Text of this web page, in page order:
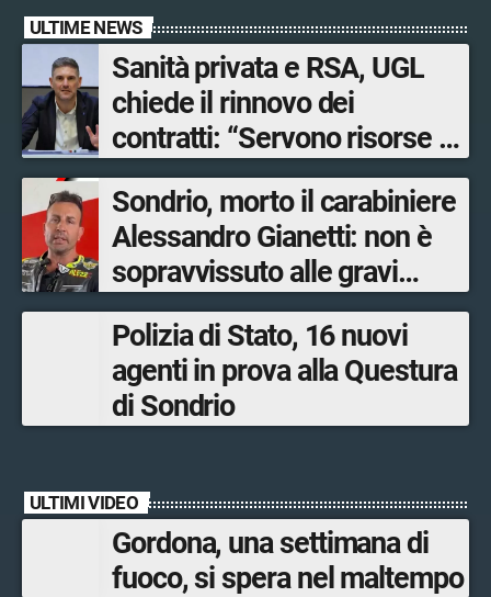
ULTIME NEWS
Sanità privata e RSA, UGL
chiede il rinnovo dei
contratti: “Servono risorse e
salari adeguati”
Sondrio, morto il carabiniere
Alessandro Gianetti: non è
sopravvissuto alle gravi
ustioni
Polizia di Stato, 16 nuovi
agenti in prova alla Questura
di Sondrio
ULTIMI VIDEO
Gordona, una settimana di
fuoco, si spera nel maltempo